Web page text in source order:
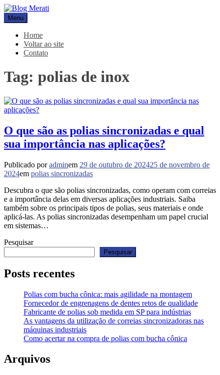
Pular
para
o
conteúdo
Blog Merati
Líder na fabricação de peças para Indústrias
Menu
Home
Voltar ao site
Contato
Tag: polias de inox
O que são as polias sincronizadas e qual
sua importância nas aplicações?
Publicado poradminem 29 de outubro de 202425 de novembro de
2024em polias sincronizadas
Descubra o que são polias sincronizadas, como operam com correias
e a importância delas em diversas aplicações industriais. Saiba
também sobre os principais tipos de polias, seus materiais e onde
aplicá-las. As polias sincronizadas desempenham um papel crucial
em sistemas…
Pesquisar
Pesquisar
Posts recentes
Polias com bucha cônica: mais agilidade na montagem
Fornecedor de engrenagens de dentes retos de qualidade
Fabricante de polias sob medida em SP para indústrias
As vantagens da utilização de correias sincronizadoras nas
máquinas industriais
Como acertar na compra de polias com bucha cônica
Arquivos